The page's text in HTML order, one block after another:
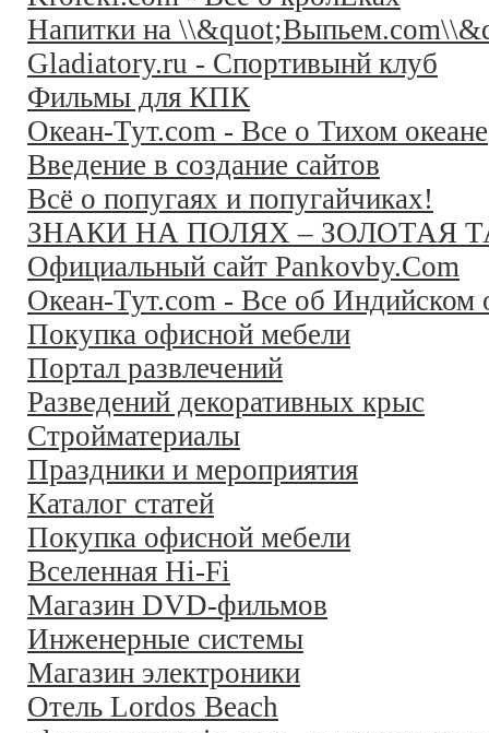
Напитки на
Gladiatory.ru - Спортивынй клуб
Фильмы для КПК
Океан-Тут.com - Все о Тихом океане
Введение в создание сайтов
Всё о попугаях и попугайчиках!
ЗНАКИ НА ПОЛЯХ – ЗОЛОТАЯ
Официальный сайт Pankovby.Com
Океан-Тут.com - Все об Индийском
Покупка офисной мебели
Портал развлечений
Разведений декоративных крыс
Стройматериалы
Праздники и мероприятия
Каталог статей
Покупка офисной мебели
Вселенная Hi-Fi
Магазин DVD-фильмов
Инженерные системы
Магазин электроники
Отель Lordos Beach